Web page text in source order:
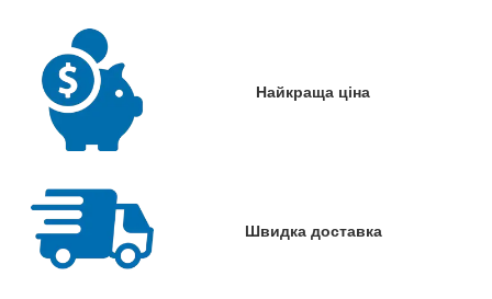
Найкраща ціна
Швидка доставка